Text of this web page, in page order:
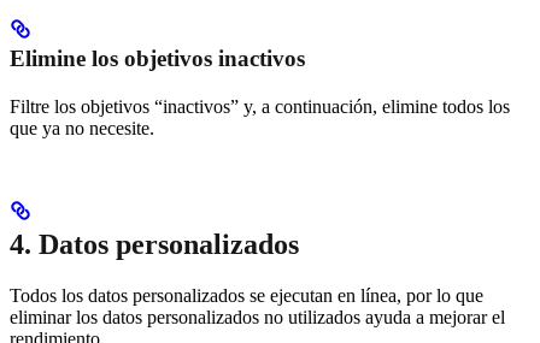
Elimine los objetivos inactivos
Filtre los objetivos “inactivos” y, a continuación, elimine todos los
que ya no necesite.
4. Datos personalizados
Todos los datos personalizados se ejecutan en línea, por lo que
eliminar los datos personalizados no utilizados ayuda a mejorar el